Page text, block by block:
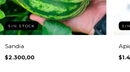
SIN STOCK
Sandia
$2.300,00